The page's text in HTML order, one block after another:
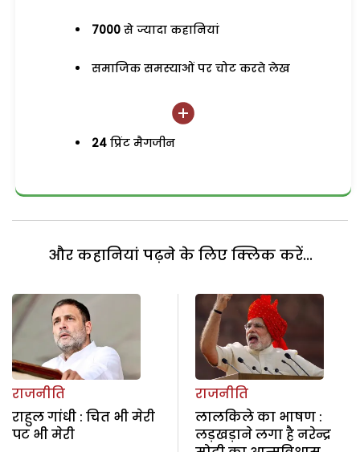
7000 से ज्यादा कहानियां
समाजिक समस्याओं पर चोट करते लेख
24 प्रिंट मैगजीन
और कहानियां पढ़ने के लिए क्लिक करें...
राजनीति
राहुल गांधी : चित भी मेरी
पट भी मेरी
राजनीति
लालकिले का भाषण :
लड़खड़ाने लगा है नरेन्द्र